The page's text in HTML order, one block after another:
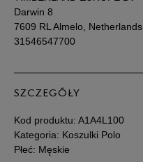
Darwin 8
7609 RL Almelo, Netherlands
31546547700
SZCZEGÓŁY
Kod produktu: A1A4L100
Kategoria: Koszulki Polo
Płeć: Męskie